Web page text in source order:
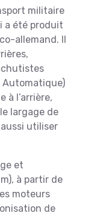
militaire
a été produit
allemand. Il
Automatique)
à l’arrière,
largage de
utiliser
et
à partir de
moteurs
de